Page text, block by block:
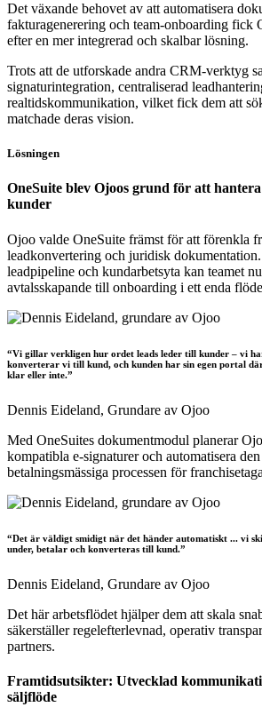
Det växande behovet av att automatisera
fakturagenerering och team-onboarding fick
efter en mer integrerad och skalbar lösning.
Trots att de utforskade andra CRM-verktyg
signaturintegration, centraliserad
realtidskommunikation, vilket fick dem att
matchade deras vision.
Lösningen
OneSuite blev Ojoos grund för att
kunder
Ojoo valde OneSuite främst för att förenkla
leadkonvertering och juridisk
leadpipeline och kundarbetsyta kan teamet
avtalsskapande till onboarding i ett enda
“Vi gillar verkligen hur ordet leads leder till kunder – vi
konverterar vi till kund, och kunden har sin egen portal
klar eller inte.”
Dennis Eideland, Grundare av Ojoo
Med OneSuites dokumentmodul planerar
kompatibla e-signaturer och automatisera
betalningsmässiga processen för
“Det är väldigt smidigt när det händer automatiskt ... vi
under, betalar och konverteras till kund.”
Dennis Eideland, Grundare av Ojoo
Det här arbetsflödet hjälper dem att skala
säkerställer regelefterlevnad, operativ
partners.
Framtidsutsikter: Utvecklad
säljflöde